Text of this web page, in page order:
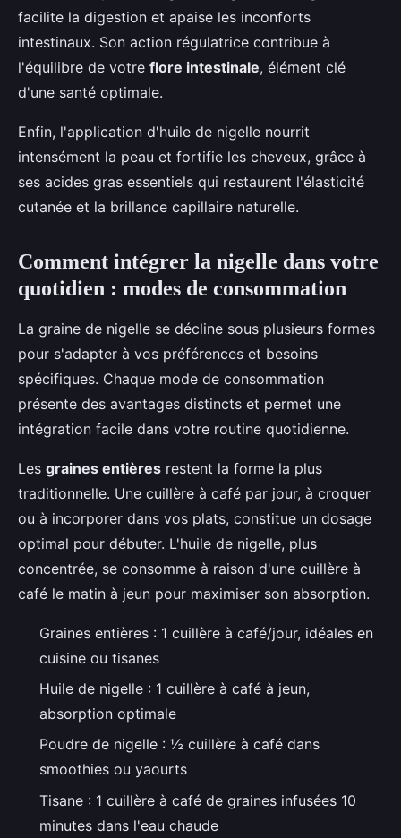
facilite la digestion et apaise les inconforts
intestinaux. Son action régulatrice contribue à
l'équilibre de votre flore intestinale, élément clé
d'une santé optimale.
Enfin, l'application d'huile de nigelle nourrit
intensément la peau et fortifie les cheveux, grâce à
ses acides gras essentiels qui restaurent l'élasticité
cutanée et la brillance capillaire naturelle.
Comment intégrer la nigelle dans votre
quotidien : modes de consommation
La graine de nigelle se décline sous plusieurs formes
pour s'adapter à vos préférences et besoins
spécifiques. Chaque mode de consommation
présente des avantages distincts et permet une
intégration facile dans votre routine quotidienne.
Les graines entières restent la forme la plus
traditionnelle. Une cuillère à café par jour, à croquer
ou à incorporer dans vos plats, constitue un dosage
optimal pour débuter. L'huile de nigelle, plus
concentrée, se consomme à raison d'une cuillère à
café le matin à jeun pour maximiser son absorption.
Graines entières : 1 cuillère à café/jour, idéales en
cuisine ou tisanes
Huile de nigelle : 1 cuillère à café à jeun,
absorption optimale
Poudre de nigelle : ½ cuillère à café dans
smoothies ou yaourts
Tisane : 1 cuillère à café de graines infusées 10
minutes dans l'eau chaude